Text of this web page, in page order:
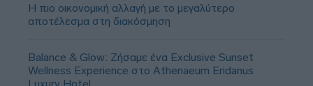
Η πιο οικονομική αλλαγή με το μεγαλύτερο
αποτέλεσμα στη διακόσμηση
Balance & Glow: Ζήσαμε ένα Exclusive Sunset
Wellness Experience στο Athenaeum Eridanus
Luxury Hotel